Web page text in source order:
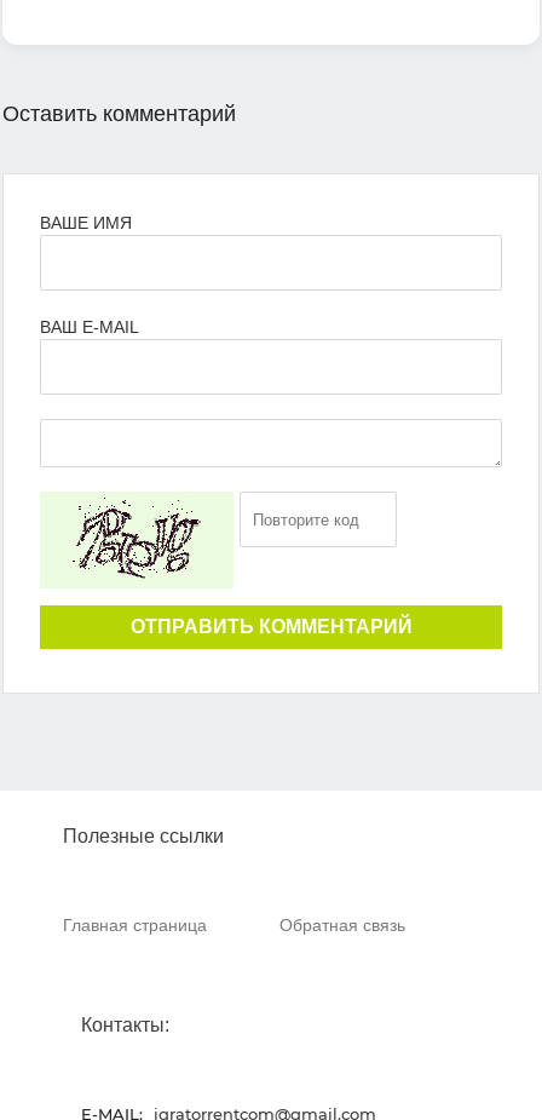
Оставить комментарий
ВАШЕ ИМЯ
ВАШ E-MAIL
ОТПРАВИТЬ КОММЕНТАРИЙ
Полезные ссылки
Главная страница Обратная связь
Контакты:
E-MAIL: igratorrentcom@gmail.com